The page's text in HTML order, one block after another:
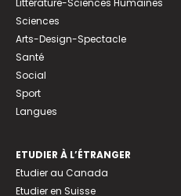
Littérature-Sciences Humaines
Sciences
Arts-Design-Spectacle
Santé
Social
Sport
Langues
ETUDIER À L’ÉTRANGER
Etudier au Canada
Etudier en Suisse